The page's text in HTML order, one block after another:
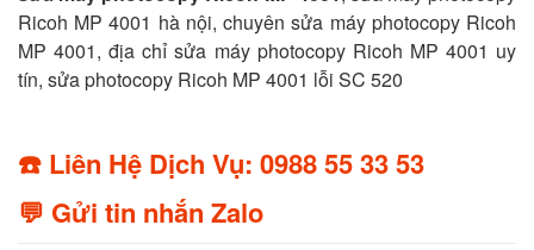
Ricoh MP 4001 hà nội, chuyên sửa máy photocopy Ricoh
MP 4001, địa chỉ sửa máy photocopy Ricoh MP 4001 uy
tín, sửa photocopy Ricoh MP 4001 lỗi SC 520
☎️ Liên Hệ Dịch Vụ: 0988 55 33 53
💬 Gửi tin nhắn Zalo